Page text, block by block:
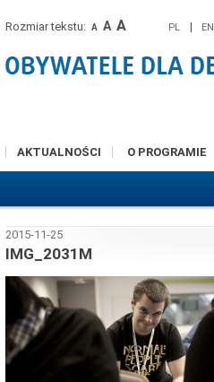
Rozmiar tekstu: A A A PL | EN
AKTUALNOŚCI O PROGRAMIE
2015-11-25
IMG_2031M